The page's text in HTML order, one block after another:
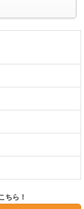
ちら！